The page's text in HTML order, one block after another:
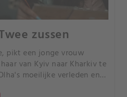
zussen
pikt een jonge vrouw
van Kyiv naar Kharkiv te
moeilijke verleden en